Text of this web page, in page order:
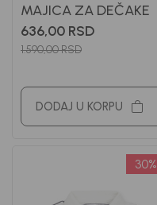
MAJICA ZA DEČAKE
636,00 RSD
1.590,00RSD
DODAJ U KORPU
30%